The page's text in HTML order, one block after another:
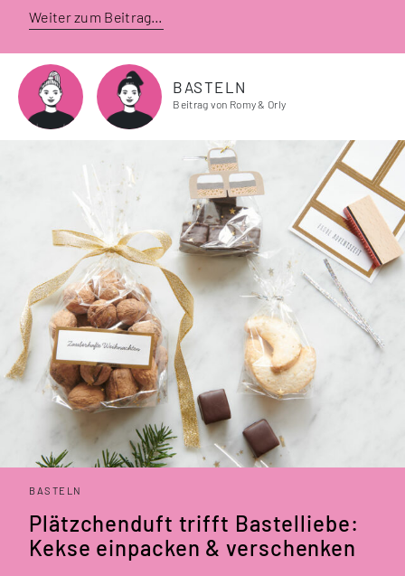
Weiter zum Beitrag…
BASTELN
Beitrag von Romy & Orly
BASTELN
Plätzchenduft trifft Bastelliebe:
Kekse einpacken & verschenken